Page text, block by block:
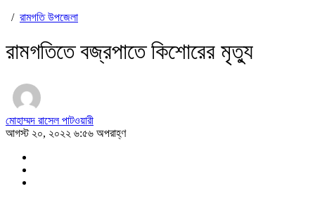
/ রামগতি উপজেলা
রামগতিতে বজ্রপাতে কিশোরের মৃত্যু
মোহাম্মদ রাসেল পাটওয়ারী
আগস্ট ২০, ২০২২ ৬:৫৬ অপরাহ্ণ